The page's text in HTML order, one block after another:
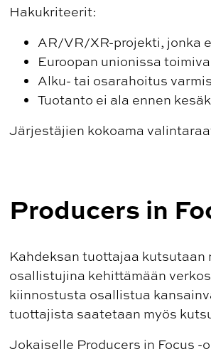
Hakukriteerit:
AR/VR/XR-projekti, jonka
Euroopan unionissa
Alku- tai osarahoitus
Tuotanto ei ala ennen
Järjestäjien kokoama
Producers in
Kahdeksan tuottajaa kutsutaan
osallistujina kehittämään
kiinnostusta osallistua
tuottajista saatetaan myös
Jokaiselle Producers in Focus